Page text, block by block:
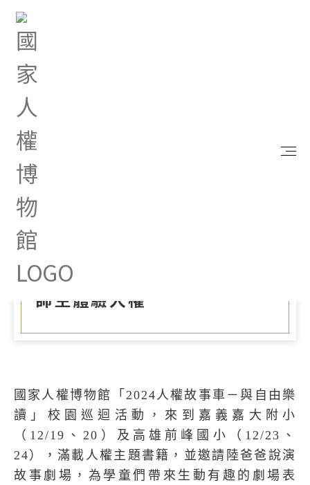
首頁
爸說演故事劇場 以即興互動帶領師生體驗人權
Dec 25, 2024 |
高雄前峰國小 邀請陸爸爸說
演故事劇場 以即興互動帶領
師生體驗人權
國家人權博物館「2024人權故事車－與自由樂
讀」校園巡迴活動，來到嘉義嘉大附小
（ 12/19 、20 ）及高雄前峰國小（ 12/23 、
24 ），滿載人權主題書籍，並邀請陸爸爸說演
故事劇場，為學童們帶來生動有趣的劇場表